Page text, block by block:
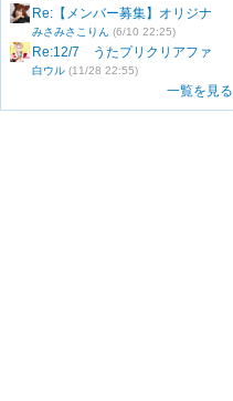
Re:【メンバー募集】オリジナ
みさみさこりん (6/10 22:25)
Re:12/7 うたプリクリアファ
白ウル (11/28 22:55)
一覧を見る